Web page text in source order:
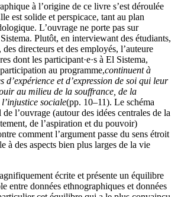
à l’origine de ce livre s’est déroulée
est solide et perspicace, tant au plan
L’ouvrage ne porte pas sur
Plutôt, en interviewant des étudiants,
des directeurs et des employés, l’auteure
dont les participant·e·s à El Sistema,
au programme,continuent à
d’expérience et d’expression de soi qui leur
au milieu de la souffrance, de la
sociale(pp. 10–11). Le schéma
l’ouvrage (autour des idées centrales de la
de l’aspiration et du pouvoir)
comment l’argument passe du sens étroit
à des aspects bien plus larges de la vie
écrite et présente un équilibre
entre données ethnographiques et données